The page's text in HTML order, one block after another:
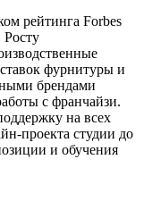
рейтинга Forbes
фурнитуры и
брендами
с франчайзи.
на всех
проекта студии до
и обучения